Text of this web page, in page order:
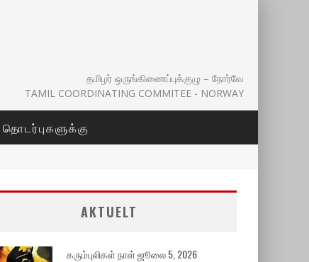
தமிழர் ஒருங்கிணைப்புக்குழு – நோர்வே
TAMIL COORDINATING COMMITEE - NORWAY
தொடர்புகளுக்கு
AKTUELT
கரும்புலிகள் நாள் ஜூலை 5, 2026